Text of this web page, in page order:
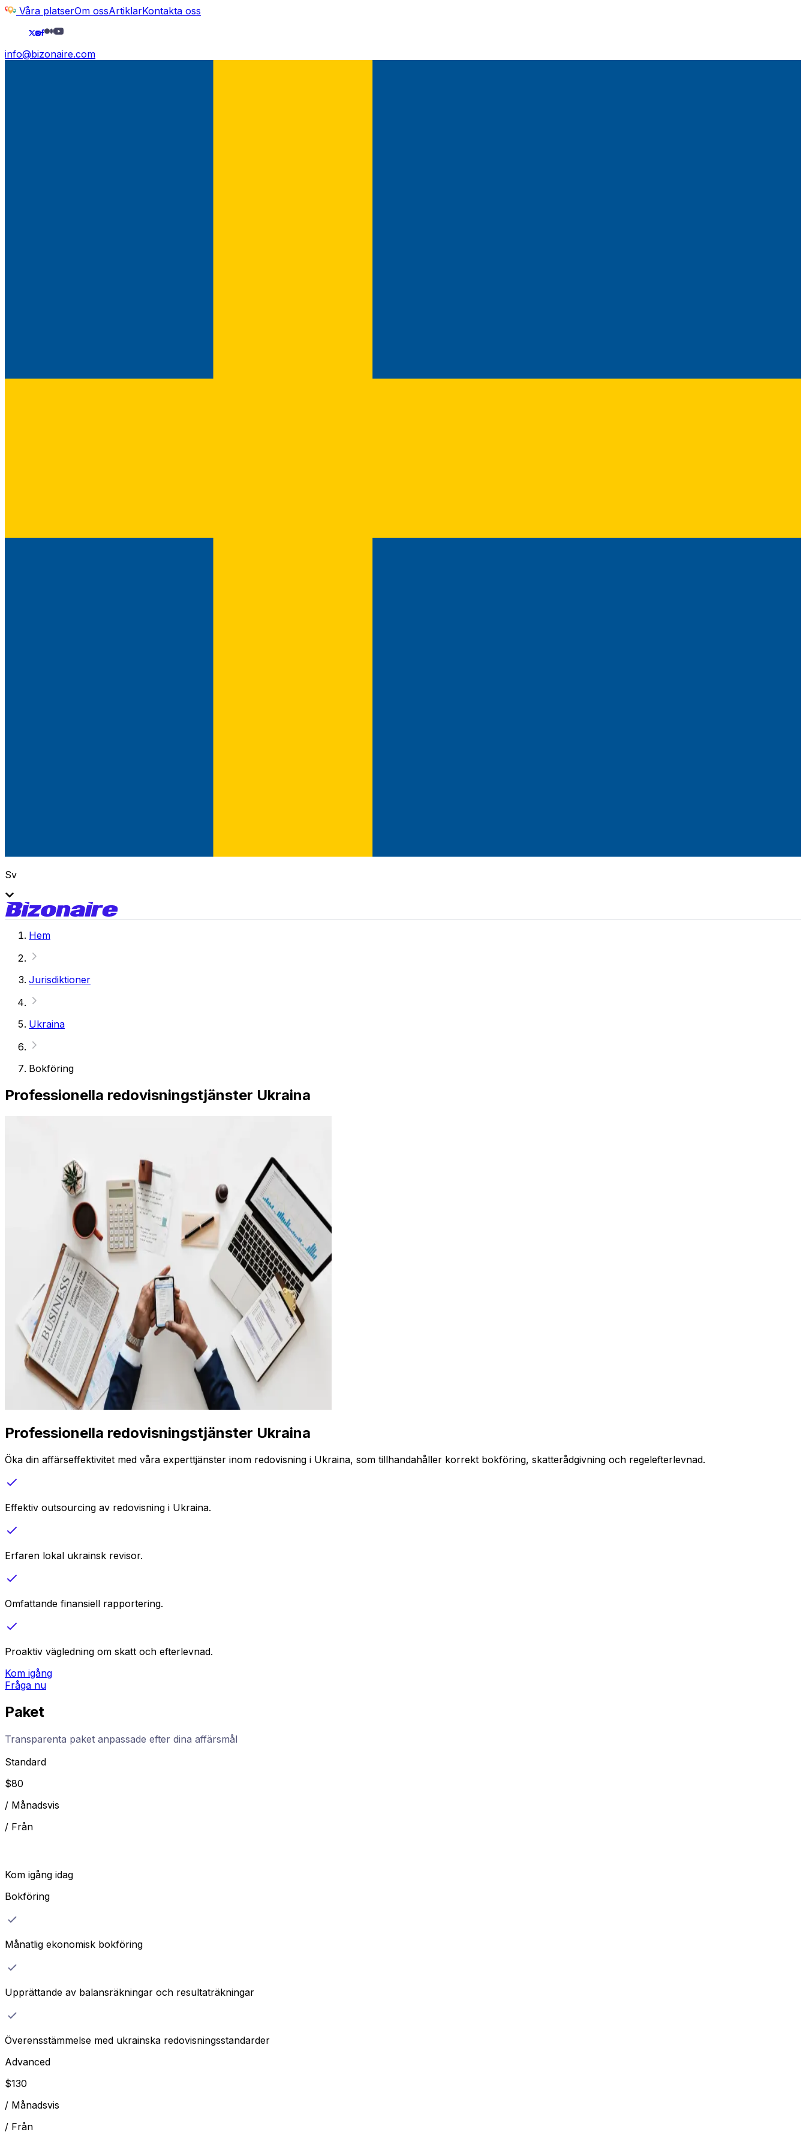
Våra platserOm ossArtiklarKontakta oss
info@bizonaire.com
Sv
Hem
Jurisdiktioner
Ukraina
Bokföring
Professionella redovisningstjänster Ukraina
Professionella redovisningstjänster Ukraina
Öka din affärseffektivitet med våra experttjänster inom redovisning i Ukraina, som tillhandahåller korrekt bokföring, skatterådgivning och regelefterlevnad.
Effektiv outsourcing av redovisning i Ukraina.
Erfaren lokal ukrainsk revisor.
Omfattande finansiell rapportering.
Proaktiv vägledning om skatt och efterlevnad.
Kom igång
Fråga nu
Paket
Transparenta paket anpassade efter dina affärsmål
Standard
$80
/ Månadsvis
/ Från
Kom igång idag
Bokföring
Månatlig ekonomisk bokföring
Upprättande av balansräkningar och resultaträkningar
Överensstämmelse med ukrainska redovisningsstandarder
Advanced
$130
/ Månadsvis
/ Från